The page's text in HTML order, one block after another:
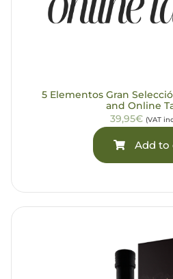
5 Elementos Gran
and Online
39,95€ (VAT
Add to